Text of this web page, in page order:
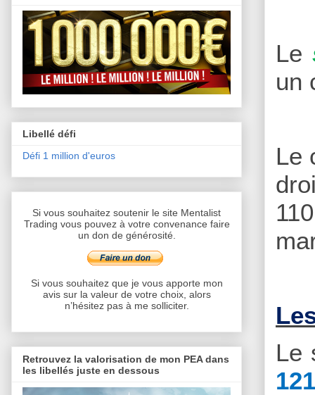
Le
un
Le
Le
Libellé défi
Défi 1 million d'euros
Si vous souhaitez soutenir le site Mentalist
Trading vous pouvez à votre convenance faire
un don de générosité.
Si vous souhaitez que je vous apporte mon
avis sur la valeur de votre choix, alors
n’hésitez pas à me solliciter.
Retrouvez la valorisation de mon PEA dans
les libellés juste en dessous